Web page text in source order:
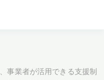
事業者が活用できる支援制